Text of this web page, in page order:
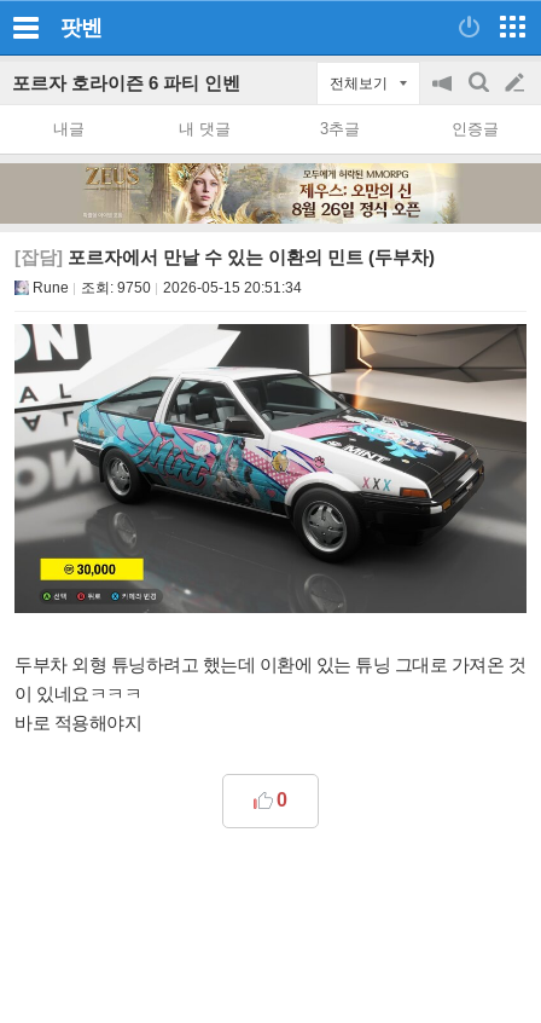
팟벤
포르자 호라이즌 6 파티 인벤 전체보기
공
on/off
검
색
글
쓰
내글 내 댓글 3추글 인증글
[잡담] 포르자에서 만날 수 있는 이환의 민트 (두부차)
Rune 조회: 9750 2026-05-15 20:51:34
두부차 외형 튜닝하려고 했는데 이환에 있는 튜닝 그대로 가져온 것
이 있네요ㅋㅋㅋ
바로 적용해야지
0